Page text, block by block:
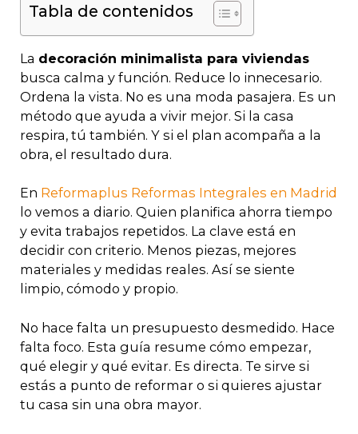
Tabla de contenidos
La decoración minimalista para viviendas
busca calma y función. Reduce lo innecesario.
Ordena la vista. No es una moda pasajera. Es un
método que ayuda a vivir mejor. Si la casa
respira, tú también. Y si el plan acompaña a la
obra, el resultado dura.
En Reformaplus Reformas Integrales en Madrid
lo vemos a diario. Quien planifica ahorra tiempo
y evita trabajos repetidos. La clave está en
decidir con criterio. Menos piezas, mejores
materiales y medidas reales. Así se siente
limpio, cómodo y propio.
No hace falta un presupuesto desmedido. Hace
falta foco. Esta guía resume cómo empezar,
qué elegir y qué evitar. Es directa. Te sirve si
estás a punto de reformar o si quieres ajustar
tu casa sin una obra mayor.